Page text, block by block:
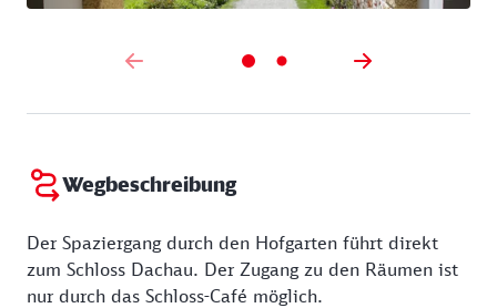
Terrassen über München bis hinüber zu den Alpen.
Wegbeschreibung
Der Spaziergang durch den Hofgarten führt direkt
zum Schloss Dachau. Der Zugang zu den Räumen ist
nur durch das Schloss-Café möglich.